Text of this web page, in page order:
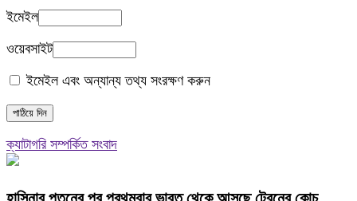
ইমেইল
ওয়েবসাইট
ইমেইল এবং অন্যান্য তথ্য সংরক্ষণ করুন
ক্যাটাগরি সম্পর্কিত সংবাদ